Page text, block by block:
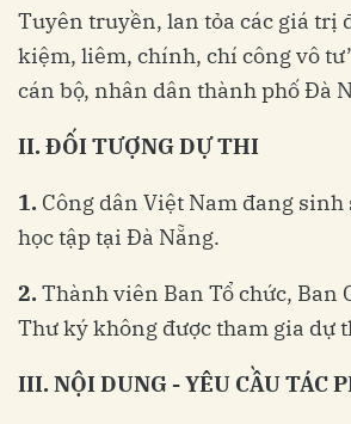
Tuyên truyền, lan tỏa các giá trị
kiệm, liêm, chính, chí công vô
cán bộ, nhân dân thành phố Đà
II.ĐỐITƯỢNG DỰTHI
1. Công dân Việt Nam đang sinh
học tập tại Đà Nẵng.
2.Thành viên Ban Tổ chức, Ban
Thư ký không được tham gia dự
III.NỘIDUNG -YÊU CẦUTÁC